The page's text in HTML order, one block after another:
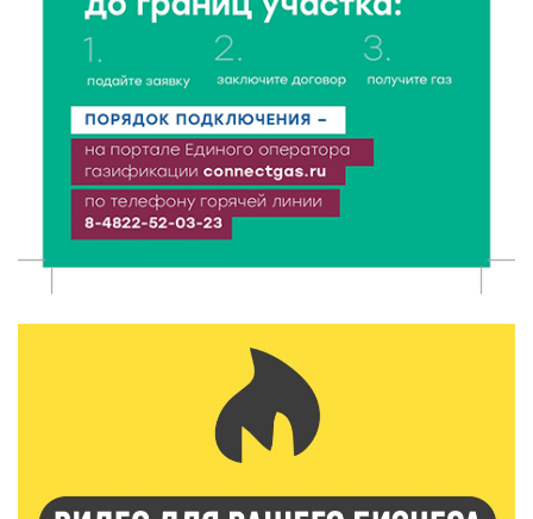
6 Авг 2026 15:01 129
От Твери до Москвы: выставка художника
Владимира Васильева о героях СВО проходит в РГБ
6 Авг 2026 14:55 119
В Твери создали соединения для кормовых
добавок, повышающие продуктивность
сельхозживотных
Мультфильм своими руками: в Твери дети сняли
ленту по мотивам басни «Карась»
Виталий Королев: Тверская область станет